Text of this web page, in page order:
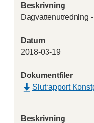
Beskrivning
Dagvattenutredning
Datum
2018-03-19
Dokumentfiler
Slutrapport
Beskrivning